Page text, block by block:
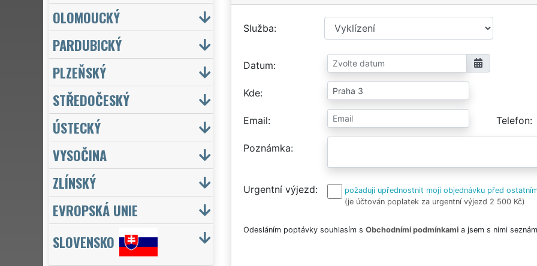
Služba
Datum
Kde
Email Telefon
Poznámka
Urgentní výjezd
požaduji upřednostnit moji objednávku před
(je účtován poplatek za urgentní výjezd 2 500 Kč)
Odesláním poptávky souhlasím s Obchodními podmínkamia jsem s nimi
OLOMOUCKÝ
PARDUBICKÝ
PLZEŇSKÝ
STŘEDOČESKÝ
ÚSTECKÝ
VYSOČINA
ZLÍNSKÝ
EVROPSKÁ UNIE
SLOVENSKO